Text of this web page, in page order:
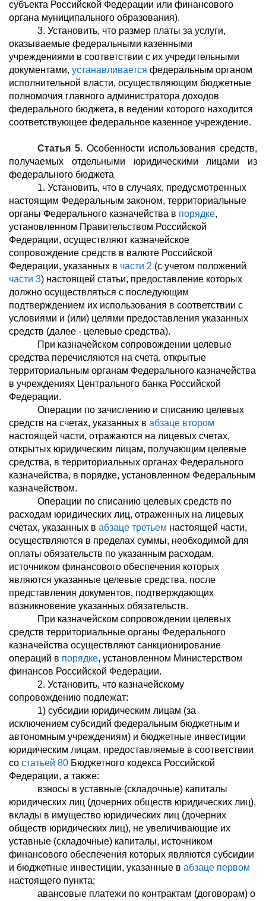
субъекта Российской Федерации или финансового
органа муниципального образования).
3. Установить, что размер платы за услуги,
оказываемые федеральными казенными
учреждениями в соответствии с их учредительными
документами, устанавливается федеральным органом
исполнительной власти, осуществляющим бюджетные
полномочия главного администратора доходов
федерального бюджета, в ведении которого находится
соответствующее федеральное казенное учреждение.
Статья 5.Особенности использования средств,
получаемых отдельными юридическими лицами из
федерального бюджета
1. Установить, что в случаях, предусмотренных
настоящим Федеральным законом, территориальные
органы Федерального казначейства в порядке,
установленном Правительством Российской
Федерации, осуществляют казначейское
сопровождение средств в валюте Российской
Федерации, указанных в части 2 (с учетом положений
части 3) настоящей статьи, предоставление которых
должно осуществляться с последующим
подтверждением их использования в соответствии с
условиями и (или) целями предоставления указанных
средств (далее - целевые средства).
При казначейском сопровождении целевые
средства перечисляются на счета, открытые
территориальным органам Федерального казначейства
в учреждениях Центрального банка Российской
Федерации.
Операции по зачислению и списанию целевых
средств на счетах, указанных в абзаце втором
настоящей части, отражаются на лицевых счетах,
открытых юридическим лицам, получающим целевые
средства, в территориальных органах Федерального
казначейства, в порядке, установленном Федеральным
казначейством.
Операции по списанию целевых средств по
расходам юридических лиц, отраженных на лицевых
счетах, указанных в абзаце третьем настоящей части,
осуществляются в пределах суммы, необходимой для
оплаты обязательств по указанным расходам,
источником финансового обеспечения которых
являются указанные целевые средства, после
представления документов, подтверждающих
возникновение указанных обязательств.
При казначейском сопровождении целевых
средств территориальные органы Федерального
казначейства осуществляют санкционирование
операций в порядке, установленном Министерством
финансов Российской Федерации.
2. Установить, что казначейскому
сопровождению подлежат:
1) субсидии юридическим лицам (за
исключением субсидий федеральным бюджетным и
автономным учреждениям) и бюджетные инвестиции
юридическим лицам, предоставляемые в соответствии
со статьей 80 Бюджетного кодекса Российской
Федерации, а также:
взносы в уставные (складочные) капиталы
юридических лиц (дочерних обществ юридических лиц),
вклады в имущество юридических лиц (дочерних
обществ юридических лиц), не увеличивающие их
уставные (складочные) капиталы, источником
финансового обеспечения которых являются субсидии
и бюджетные инвестиции, указанные в абзаце первом
настоящего пункта;
авансовые платежи по контрактам (договорам) о